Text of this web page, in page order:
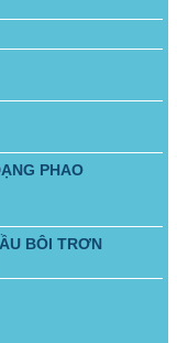
PHAO
BÔI TRƠN